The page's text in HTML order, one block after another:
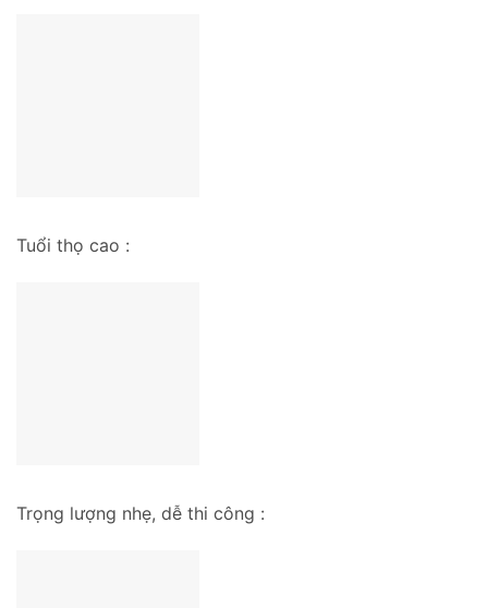
Tuổi thọ cao :
Trọng lượng nhẹ, dễ thi công :